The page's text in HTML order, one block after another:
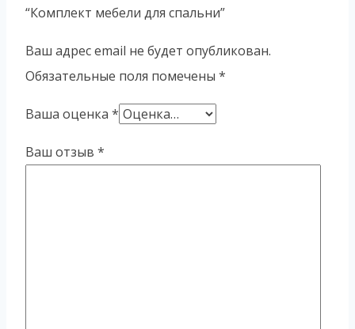
“Комплект мебели для спальни”
Ваш адрес email не будет опубликован.
Обязательные поля помечены *
Ваша оценка *
Ваш отзыв *